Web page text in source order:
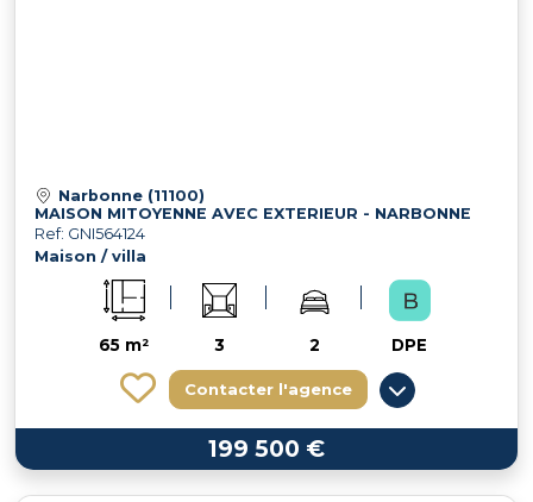
Narbonne (11100)
MAISON MITOYENNE AVEC EXTERIEUR - NARBONNE
Ref: GNI564124
Maison / villa
65 m² 3 2 DPE
Contacter l'agence
199 500 €